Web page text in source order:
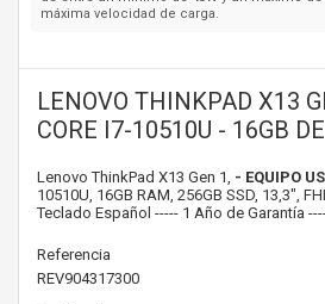
máxima velocidad de carga.
LENOVO THINKPAD X13
CORE I7-10510U - 16GB
Lenovo ThinkPad X13 Gen 1, - EQUIPO
10510U, 16GB RAM, 256GB SSD, 13,3",
Teclado Español ----- 1 Año de Garantía
Referencia
REV904317300